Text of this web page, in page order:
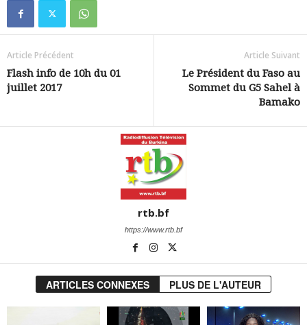
Article Précédent
Flash info de 10h du 01
juillet 2017
Article Suivant
Le Président du Faso au
Sommet du G5 Sahel à
Bamako
rtb.bf
https://www.rtb.bf
ARTICLES CONNEXES PLUS DE L'AUTEUR